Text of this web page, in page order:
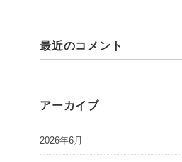
最近のコメント
アーカイブ
2026年6月